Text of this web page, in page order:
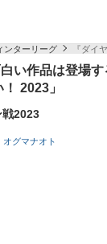
ンターリーグ 『ダイ
白い作品は登場
2023」
戦2023
オグマナオト